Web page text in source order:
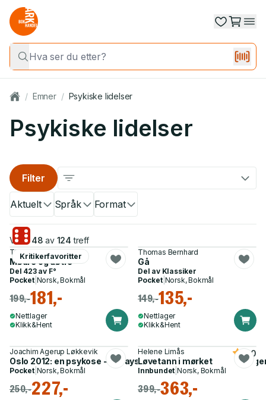
/ Emner / Psykiske lidelser
Psykiske lidelser
Aktuelt Språk Format
Filter
Viser 48 av 124 treff
Kritikerfavoritter
Tiril Broch Aakre
Mødre og døtre
Del 423 av F°
Pocket| Norsk, Bokmål
199,-181,-
Nettlager
Klikk&Hent
Thomas Bernhard
Gå
Del av Klassiker
Pocket| Norsk, Bokmål
149,-135,-
Nettlager
Klikk&Hent
Joachim Agerup Løkkevik
Oslo 2012: en psykose - essaysamling : (når man er lei sin
Pocket| Norsk, Bokmål
250,-227,-
Helene Limås
Løvetann i mørket
5.0
Innbundet |Norsk, Bokmål
399,-363,-